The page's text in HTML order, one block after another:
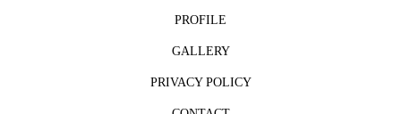
PROFILE
GALLERY
PRIVACY POLICY